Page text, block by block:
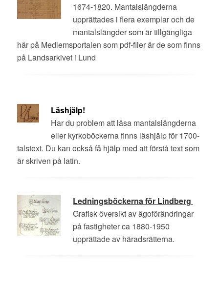
1674-1820. Mantalslängderna
upprättades i flera exemplar och de
mantalslängder som är tillgängliga
här på Medlemsportalen som pdf-filer är de som finns
på Landsarkivet i Lund
Läshjälp!
Har du problem att läsa mantalslängderna
eller kyrkoböckerna finns läshjälp för 1700-
talstext. Du kan också få hjälp med att förstå text som
är skriven på latin.
Ledningsböckerna för Lindberg
Grafisk översikt av ägoförändringar
på fastigheter ca 1880-1950
upprättade av häradsrätterna.